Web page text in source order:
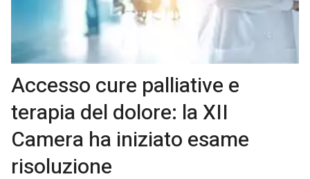
Accesso cure palliative e
terapia del dolore: la XII
Camera ha iniziato esame
risoluzione